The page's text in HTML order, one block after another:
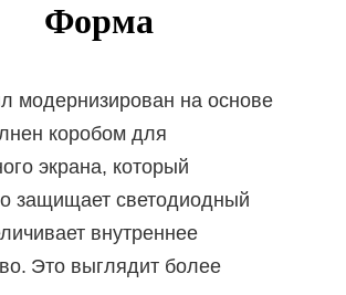
Форма
модернизирован на основе
коробом для
экрана, который
защищает светодиодный
внутреннее
Это выглядит более